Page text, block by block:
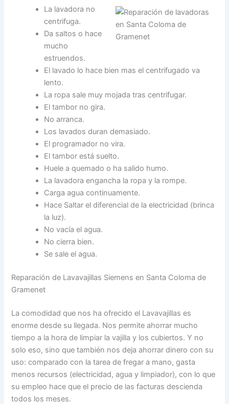
La lavadora no
centrifuga.
Da saltos o hace
mucho
estruendos.
El lavado lo hace bien mas el centrifugado va
lento.
La ropa sale muy mojada tras centrifugar.
El tambor no gira.
No arranca.
Los lavados duran demasiado.
El programador no vira.
El tambor está suelto.
Huele a quemado o ha salido humo.
La lavadora engancha la ropa y la rompe.
Carga agua continuamente.
Hace Saltar el diferencial de la electricidad (brinca
la luz).
No vacía el agua.
No cierra bien.
Se sale el agua.
Reparación de Lavavajillas Siemens en Santa Coloma de
Gramenet
La comodidad que nos ha ofrecido el Lavavajillas es
enorme desde su llegada. Nos permite ahorrar mucho
tiempo a la hora de limpiar la vajilla y los cubiertos. Y no
solo eso, sino que también nos deja ahorrar dinero con su
uso: comparado con la tarea de fregar a mano, gasta
menos recursos (electricidad, agua y limpiador), con lo que
su empleo hace que el precio de las facturas descienda
todos los meses.